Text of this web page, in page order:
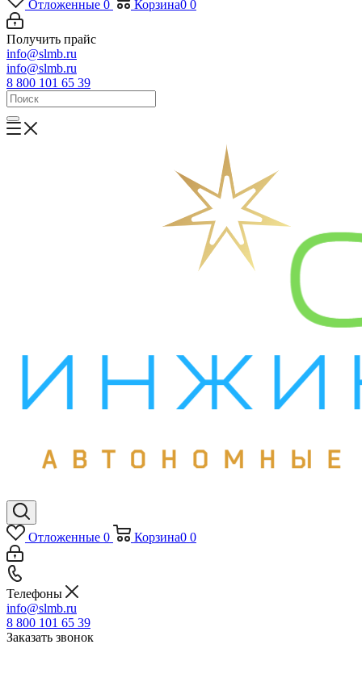
Отложенные 0 Корзина0 0
Получить прайс
info@slmb.ru
info@slmb.ru
8 800 101 65 39
Отложенные 0 Корзина0 0
Телефоны
info@slmb.ru
8 800 101 65 39
Заказать звонок